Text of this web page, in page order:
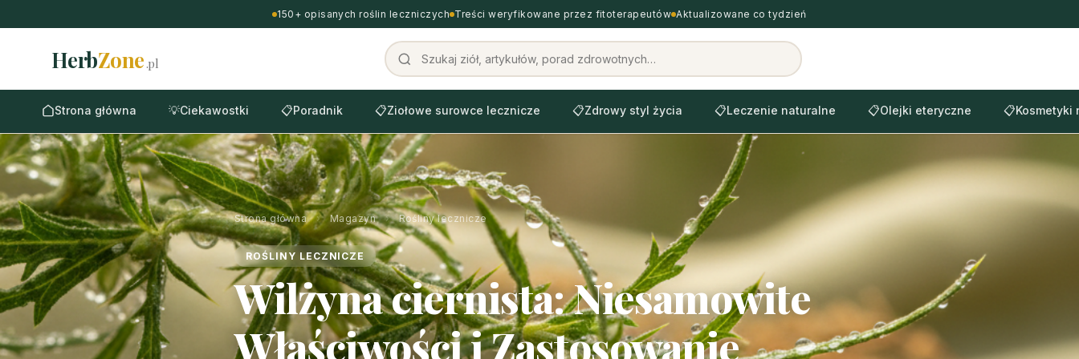
150+ opisanych roślin leczniczych Treści weryfikowane przez fitoterapeutów Aktualizowane co tydzień
HerbZone.pl
Strona główna 💡Ciekawostki 📋Poradnik 📋Ziołowe surowce lecznicze 📋Zdrowy styl życia 📋Leczenie naturalne 📋Olejki eteryczne 📋Kosmetyki
Strona główna › Magazyn › Rośliny lecznicze
ROŚLINY LECZNICZE
Wilżyna ciernista: Niesamowite
Właściwości i Zastosowanie